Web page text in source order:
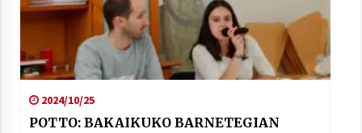
2024/10/25
POTTO: BAKAIKUKO BARNETEGIAN